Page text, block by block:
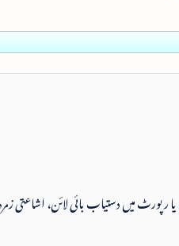
یا رپورٹ میں دستیاب بائی لائن، اشاعتی